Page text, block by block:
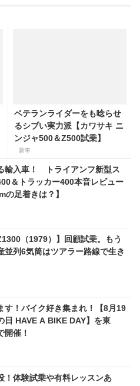
ベテランライダーをも唸らせ
るシブい実力派【カワサキ ニ
ンジャ500＆Z500試乗】
新車
輸入車！ トライアンフ新型ス
＆トラッカー400本音レビュー
の足着きは？】
（1979）】回顧試乗。もう
並列6気筒はツアラー路線で生き
す！バイク好き集まれ！【8月19
日 HAVE A BIKE DAY】を東
開催！
！体験試乗や有料レッスンあ